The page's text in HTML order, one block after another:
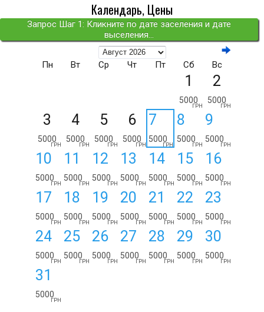
Календарь, Цены
Запрос Шаг 1: Кликните по дате заселения и дате
выселения...
Пн Вт Ср Чт Пт Сб Вс
1
5000
ГРН
2
5000
ГРН
3
5000
ГРН
4
5000
ГРН
5
5000
ГРН
6
5000
ГРН
7
5000
ГРН
8
5000
ГРН
9
5000
ГРН
10
5000
ГРН
11
5000
ГРН
12
5000
ГРН
13
5000
ГРН
14
5000
ГРН
15
5000
ГРН
16
5000
ГРН
17
5000
ГРН
18
5000
ГРН
19
5000
ГРН
20
5000
ГРН
21
5000
ГРН
22
5000
ГРН
23
5000
ГРН
24
5000
ГРН
25
5000
ГРН
26
5000
ГРН
27
5000
ГРН
28
5000
ГРН
29
5000
ГРН
30
5000
ГРН
31
5000
ГРН